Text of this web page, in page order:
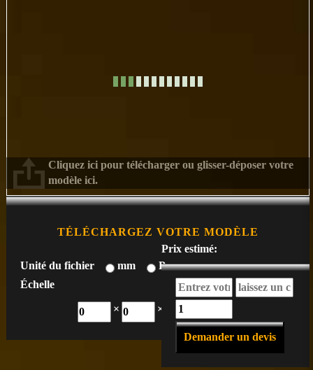
Cliquez ici pour télécharger ou glisser-déposer votre
modèle ici.
TÉLÉCHARGEZ VOTRE MODÈLE
Unité du fichier mm
Pouce
Échelle
%
× ×
Prix estimé:
Demander un devis